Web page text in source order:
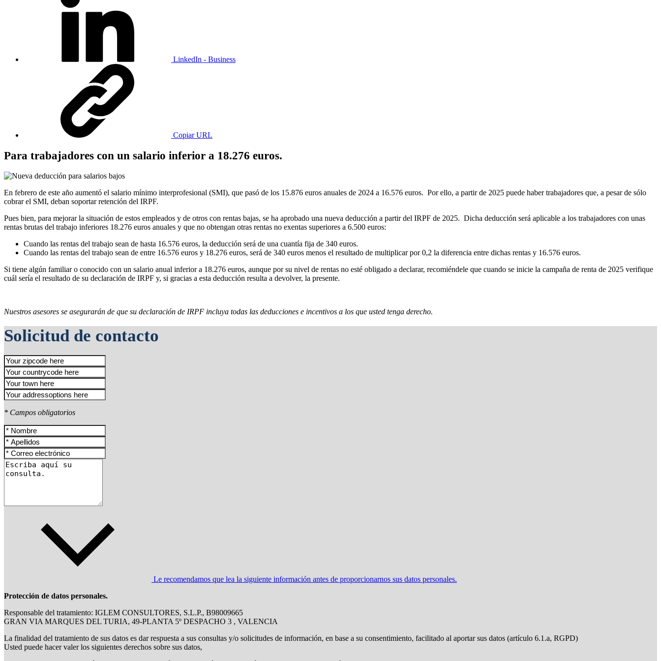
LinkedIn - Business
Copiar URL
Para trabajadores con un salario inferior a 18.276 euros.
En febrero de este año aumentó el salario mínimo interprofesional (SMI), que pasó de los 15.876 euros anuales de 2024 a 16.576 euros. Por ello, a partir de 2025 puede haber trabajadores que, a pesar de sólo
cobrar el SMI, deban soportar retención del IRPF.
Pues bien, para mejorar la situación de estos empleados y de otros con rentas bajas, se ha aprobado una nueva deducción a partir del IRPF de 2025. Dicha deducción será aplicable a los trabajadores con unas
rentas brutas del trabajo inferiores 18.276 euros anuales y que no obtengan otras rentas no exentas superiores a 6.500 euros:
Cuando las rentas del trabajo sean de hasta 16.576 euros, la deducción será de una cuantía fija de 340 euros.
Cuando las rentas del trabajo sean de entre 16.576 euros y 18.276 euros, será de 340 euros menos el resultado de multiplicar por 0,2 la diferencia entre dichas rentas y 16.576 euros.
Si tiene algún familiar o conocido con un salario anual inferior a 18.276 euros, aunque por su nivel de rentas no esté obligado a declarar, recomiéndele que cuando se inicie la campaña de renta de 2025 verifique
cuál sería el resultado de su declaración de IRPF y, si gracias a esta deducción resulta a devolver, la presente.
Nuestros asesores se asegurarán de que su declaración de IRPF incluya todas las deducciones e incentivos a los que usted tenga derecho.
Solicitud de contacto
* Campos obligatorios
Le recomendamos que lea la siguiente información antes de proporcionarnos sus datos personales.
Protección de datos personales.
Responsable del tratamiento: IGLEM CONSULTORES, S.L.P., B98009665
GRAN VIA MARQUES DEL TURIA, 49-PLANTA 5º DESPACHO 3 , VALENCIA
La finalidad del tratamiento de sus datos es dar respuesta a sus consultas y/o solicitudes de información, en base a su consentimiento, facilitado al aportar sus datos (artículo 6.1.a, RGPD)
Usted puede hacer valer los siguientes derechos sobre sus datos,